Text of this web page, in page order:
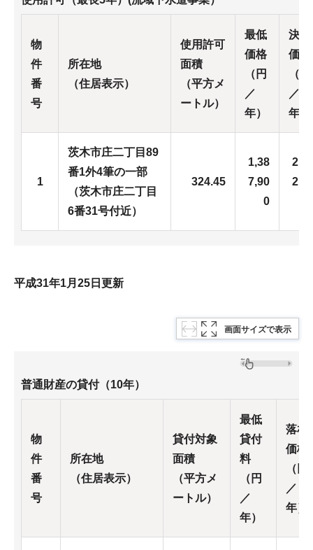
物
件
番
号
所在地
（住居表示）
使用許可
面積
（平方メ
ートル）
最低
価格
（円
／
年）
決定
価格
（円
／
年）
1
茨木市庄二丁目89
番1外4筆の一部
（茨木市庄二丁目
6番31号付近）
324.45
1,38
7,90
0
2,95
2,00
平成31年1月25日更新
画面サイズで表示
普通財産の貸付（10年）
物
件
番
号
所在地
（住居表示）
貸付対象
面積
（平方メ
ートル）
最低
貸付
料
（円
／
年）
落札
価格
（円
／
年）